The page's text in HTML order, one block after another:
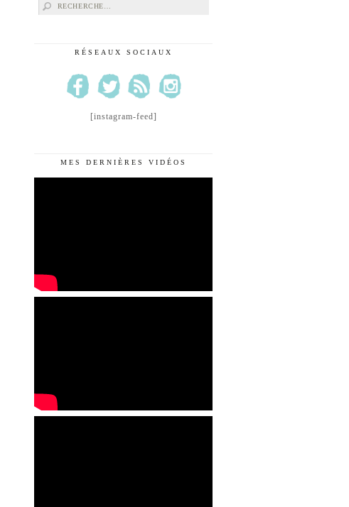
Rechercher :
RÉSEAUX SOCIAUX
[instagram-feed]
MES DERNIÈRES VIDÉOS